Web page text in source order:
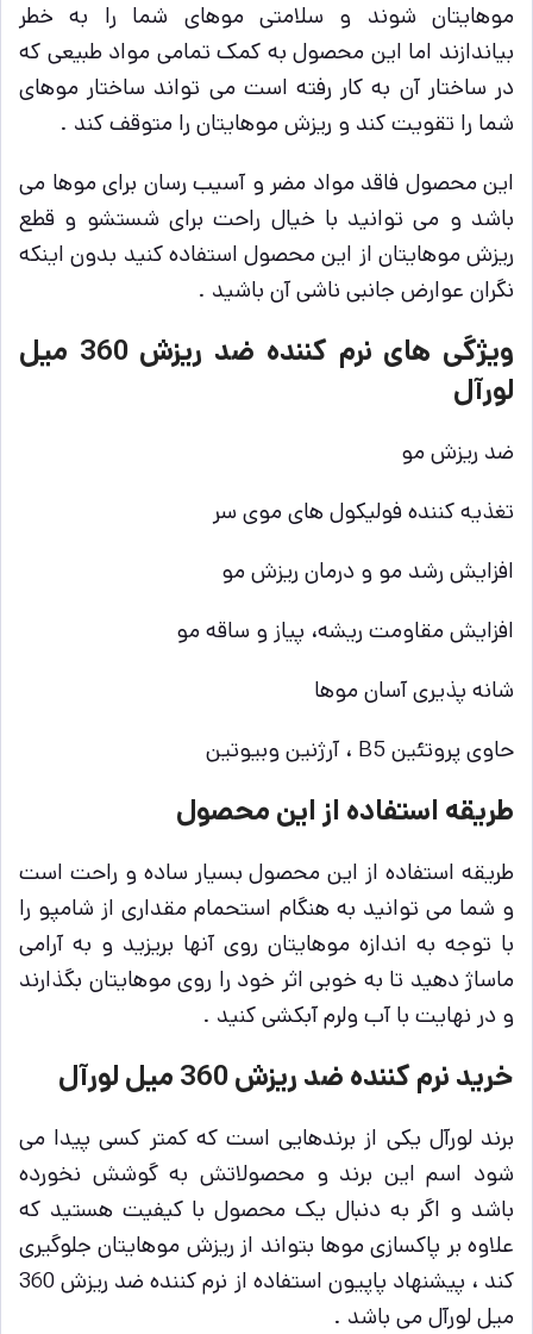
موهایتان شوند و سلامتی موهای شما را به خطر
بیاندازند اما این محصول به کمک تمامی مواد طبیعی که
در ساختار آن به کار رفته است می تواند ساختار موهای
شما را تقویت کند و ریزش موهایتان را متوقف کند .
این محصول فاقد مواد مضر و آسیب رسان برای موها می
باشد و می توانید با خیال راحت برای شستشو و قطع
ریزش موهایتان از این محصول استفاده کنید بدون اینکه
نگران عوارض جانبی ناشی آن باشید .
ویژگی های نرم کننده ضد ریزش 360 میل
لورآل
ضد ریزش مو
تغذیه کننده فولیکول های موی سر
افزایش رشد مو و درمان ریزش مو
افزایش مقاومت ریشه، پیاز و ساقه مو
شانه پذیری آسان موها
حاوی پروتئین B5 ، آرژنین وبیوتین
طریقه استفاده از این محصول
طریقه استفاده از این محصول بسیار ساده و راحت است
و شما می توانید به هنگام استحمام مقداری از شامپو را
با توجه به اندازه موهایتان روی آنها بریزید و به آرامی
ماساژ دهید تا به خوبی اثر خود را روی موهایتان بگذارند
و در نهایت با آب ولرم آبکشی کنید .
خرید نرم کننده ضد ریزش 360 میل لورآل
برند لورآل یکی از برندهایی است که کمتر کسی پیدا می
شود اسم این برند و محصولاتش به گوشش نخورده
باشد و اگر به دنبال یک محصول با کیفیت هستید که
علاوه بر پاکسازی موها بتواند از ریزش موهایتان جلوگیری
کند ، پیشنهاد پاپیون استفاده از نرم کننده ضد ریزش 360
میل لورآل می باشد .